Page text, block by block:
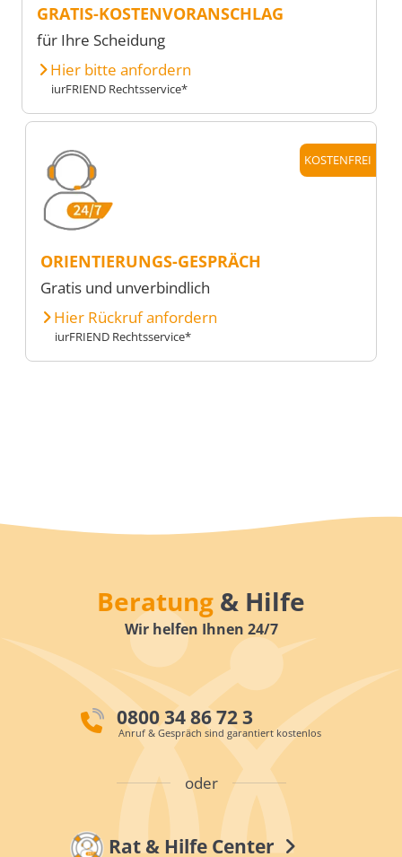
GRATIS-KOSTENVORANSCHLAG
für Ihre Scheidung
Hier bitte anfordern
iurFRIEND Rechtsservice*
KOSTENFREI
ORIENTIERUNGS-GESPRÄCH
Gratis und unverbindlich
Hier Rückruf anfordern
iurFRIEND Rechtsservice*
Beratung & Hilfe
Wir helfen Ihnen 24/7
0800 34 86 72 3
Anruf & Gespräch sind garantiert kostenlos
oder
Rat & Hilfe Center